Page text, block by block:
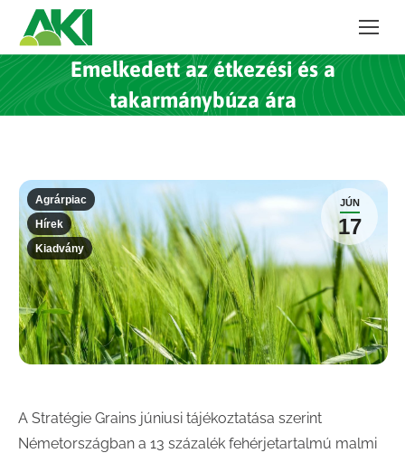
Emelkedett az étkezési és a
takarmánybúza ára
JÚN
17
Agrárpiac
Hírek
Kiadvány
A Stratégie Grains júniusi tájékoztatása szerint
Németországban a 13 százalék fehérjetartalmú malmi